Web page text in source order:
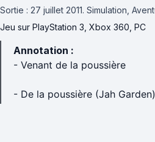
Sortie : 27 juillet 2011. Simulation,
Jeu sur PlayStation 3, Xbox 360, PC
Annotation :
- Venant de la poussière
- De la poussière (Jah Garden)